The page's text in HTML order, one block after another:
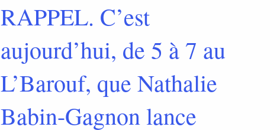
RAPPEL. C’est
aujourd’hui, de 5 à 7 au
L’Barouf, que Nathalie
Babin-Gagnon lance